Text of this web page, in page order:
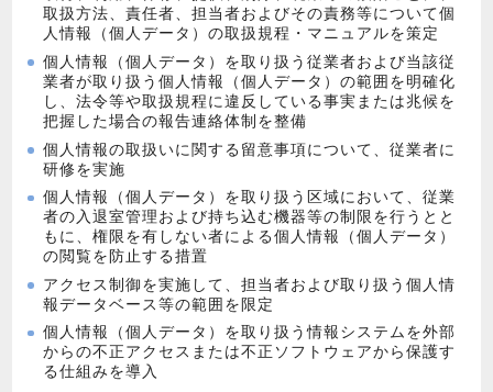
取扱方法、責任者、担当者およびその責務等について個
人情報（個人データ）の取扱規程・マニュアルを策定
個人情報（個人データ）を取り扱う従業者および当該従
業者が取り扱う個人情報（個人データ）の範囲を明確化
し、法令等や取扱規程に違反している事実または兆候を
把握した場合の報告連絡体制を整備
個人情報の取扱いに関する留意事項について、従業者に
研修を実施
個人情報（個人データ）を取り扱う区域において、従業
者の入退室管理および持ち込む機器等の制限を行うとと
もに、権限を有しない者による個人情報（個人データ）
の閲覧を防止する措置
アクセス制御を実施して、担当者および取り扱う個人情
報データベース等の範囲を限定
個人情報（個人データ）を取り扱う情報システムを外部
からの不正アクセスまたは不正ソフトウェアから保護す
る仕組みを導入